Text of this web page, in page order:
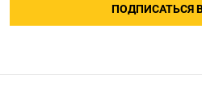
ПОДПИСАТЬСЯ В